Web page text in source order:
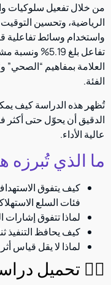
من خلال تفعيل سلوكيات
الرياضية، وتحسين
واستخدام وسائط تفاعلية
العلامة بمفاهيم “الصحي”
الفئة.
تُظهر هذه الدراسة كيف
الدقيق أن يحوّل حتى أكثر
عالية الأداء.
ما الذي تُبرزه
كيف يتفوق
فئات السلع
لماذا تتفوق
كيف يحافظ التنفيذ
لماذا لا يقل قياس
👉🏻 تحميل